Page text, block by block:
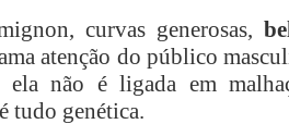
curvas generosas,
atenção do público
ela não é ligada em
tudo genética.